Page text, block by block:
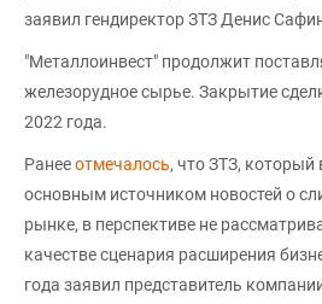
заявил гендиректор ЗТЗ Денис
"Металлоинвест" продолжит
железорудное сырье. Закрытие
2022 года.
Ранееотмечалось, что ЗТЗ, который
основным источником новостей о
рынке, в перспективе не
качестве сценария расширения
года заявил представитель